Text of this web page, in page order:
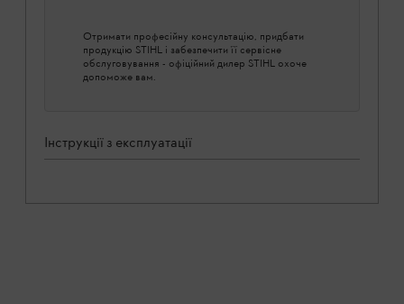
Отримати професійну консультацію, придбати
продукцію STIHL і забезпечити її сервісне
обслуговування - офіційний дилер STIHL охоче
допоможе вам.
Інструкції з експлуатації